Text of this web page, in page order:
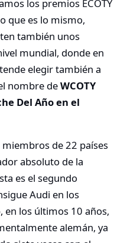
los premios ECOTY
que es lo mismo,
también unos
mundial, donde en
elegir también a
nombre deWCOTY
Del Año en el
de 22 países
absoluto de la
es el segundo
Audi en los
en los últimos 10 años,
alemán, ya